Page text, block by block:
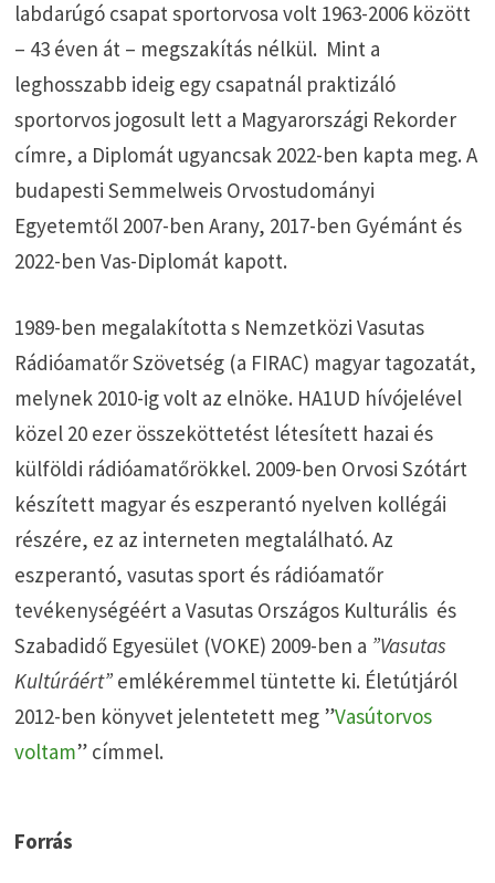
labdarúgó csapat sportorvosa volt 1963-2006 között
– 43 éven át – megszakítás nélkül. Mint a
leghosszabb ideig egy csapatnál praktizáló
sportorvos jogosult lett a Magyarországi Rekorder
címre, a Diplomát ugyancsak 2022-ben kapta meg. A
budapesti Semmelweis Orvostudományi
Egyetemtől 2007-ben Arany, 2017-ben Gyémánt és
2022-ben Vas-Diplomát kapott.
1989-ben megalakította s Nemzetközi Vasutas
Rádióamatőr Szövetség (a FIRAC) magyar tagozatát,
melynek 2010-ig volt az elnöke. HA1UD hívójelével
közel 20 ezer összeköttetést létesített hazai és
külföldi rádióamatőrökkel. 2009-ben Orvosi Szótárt
készített magyar és eszperantó nyelven kollégái
részére, ez az interneten megtalálható. Az
eszperantó, vasutas sport és rádióamatőr
tevékenységéért a Vasutas Országos Kulturális és
Szabadidő Egyesület (VOKE) 2009-ben a ”Vasutas
Kultúráért”emlékéremmel tüntette ki. Életútjáról
2012-ben könyvet jelentetett meg ”Vasútorvos
voltam” címmel.
Forrás